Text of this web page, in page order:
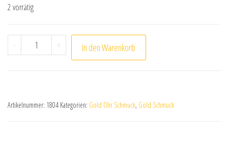
2 vorrätig
- Creolen aus 585 Weißgold 14 Karat Menge
+ In den Warenkorb
Artikelnummer: 1804 Kategorien: Gold Ohr Schmuck, Gold Schmuck